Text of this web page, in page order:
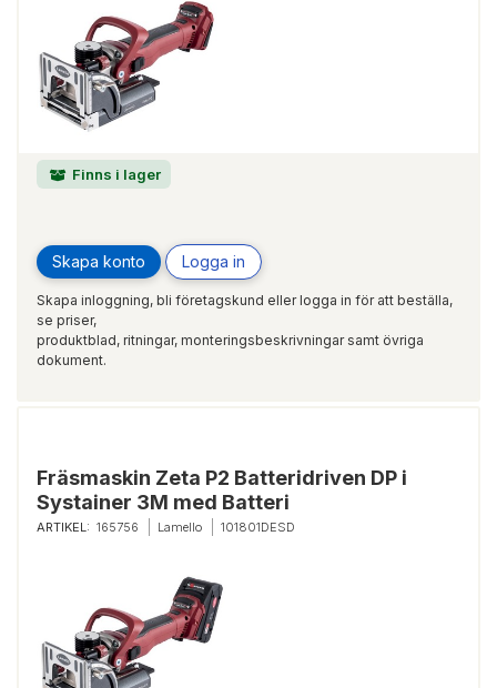
Finns i lager
Skapa konto Logga in
Skapa inloggning, bli företagskund eller logga in för att beställa,
se priser,
produktblad, ritningar, monteringsbeskrivningar samt övriga
dokument.
Fräsmaskin Zeta P2 Batteridriven DP i
Systainer 3M med Batteri
ARTIKEL: 165756 Lamello 101801DESD